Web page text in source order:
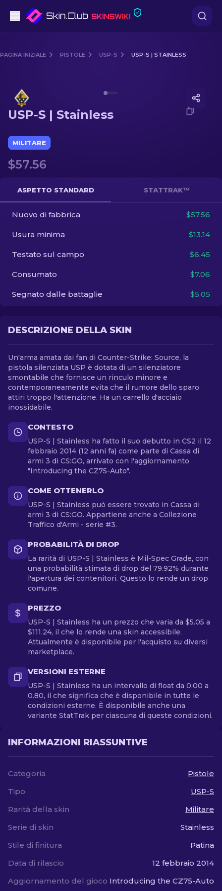
Fucile di precisione
Coltelli
Guanto
Casse
Altro
PAGINA INIZIALE PISTOLE USP-S USP-S | STAINLESS
USP-S | Stainless
MILITARE
$57.56
ASPETTO STANDARD STATTRAK™
Nuovo di fabbrica $57.56
Usura minima $13.14
Testato sul campo $6.45
Consumato $7.06
Segnato dalle battaglie $5.05
DESCRIZIONE DELLA SKIN
Un'arma amata dai fan di Counter-Strike: Source, la
pistola silenziata USP è dotata di un silenziatore
smontabile che fornisce un rinculo minore e
contemporaneamente evita che il rumore dello sparo
attiri troppo l'attenzione. Ha un carrello d'acciaio
inossidabile.
CONTESTO
USP-S | Stainless ha fatto il suo debutto in CS2 il 12
febbraio 2014 (12 anni fa) come parte di Cassa di
armi 3 di CS:GO, arrivato con l'aggiornamento
"Introducing the CZ75-Auto".
COME OTTENERLO
USP-S | Stainless può essere trovato in Cassa di
armi 3 di CS:GO. Appartiene anche a Collezione
Traffico d'Armi - serie #3.
PROBABILITÀ DI DROP
La rarità di USP-S | Stainless è Mil-Spec Grade, con
una probabilità stimata di drop del 79.92% durante
l'apertura dei contenitori. Questo lo rende un drop
comune.
PREZZO
USP-S | Stainless ha un prezzo che varia da $5.05 a
$111.24, il che lo rende una skin accessibile.
Attualmente è disponibile per l'acquisto su diversi
marketplace.
VERSIONI ESTERNE
USP-S | Stainless ha un intervallo di float da 0.00 a
0.80, il che significa che è disponibile in tutte le
condizioni esterne. È disponibile anche una
variante StatTrak per ciascuna di queste condizioni.
INFORMAZIONI RIASSUNTIVE
Categoria
Pistole
Tipo
USP-S
Rarità della skin
Militare
Serie di skin
Stainless
Stile di finitura
Patina
Data di rilascio
12 febbraio 2014
Aggiornamento del gioco Introducing the CZ75-Auto